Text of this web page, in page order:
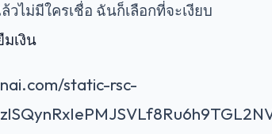
วไม่มีใครเชื่อ ฉันก็เลือกที่จะเงียบ
เงิน